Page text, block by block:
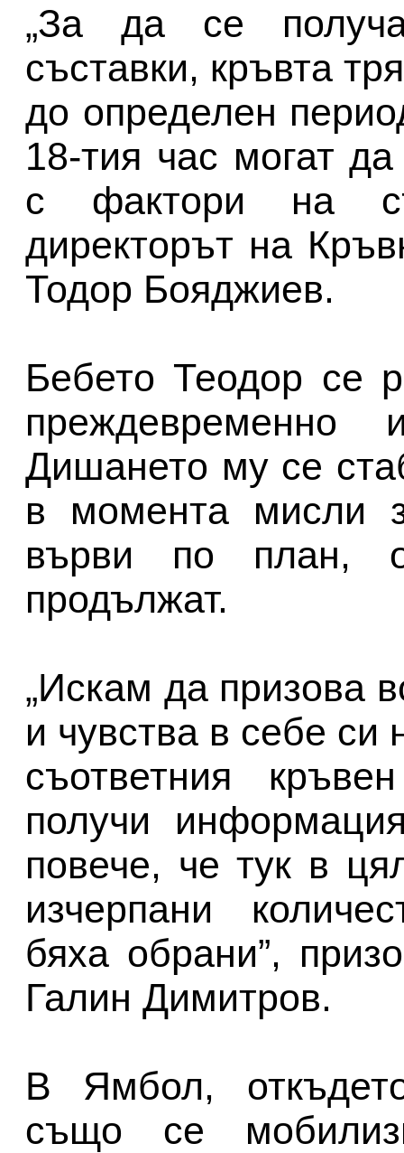
„За да се
съставки, кръвта
до определен
18-тия час могат
с фактори на
директорът на
Тодор Бояджиев.
Бебето Теодор се
Дишането му се
в момента мисли
върви по план,
продължат.
„Искам да призова
и чувства в себе си
съответния
получи
повече, че тук в
изчерпани
бяха обрани”,
Галин Димитров.
В Ямбол,
също се